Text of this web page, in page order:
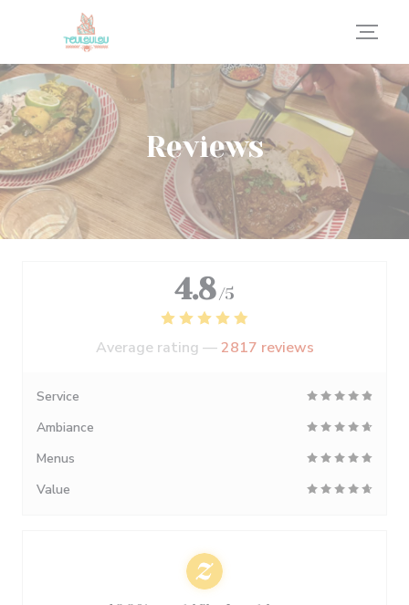
Personalizing your cookie choices
Reviews
4.8 /5
Average rating —2817 reviews
Service
Ambiance
Menus
Value